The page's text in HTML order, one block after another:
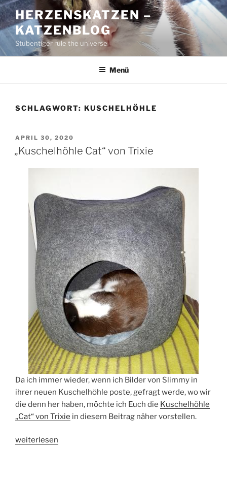
Zum
Inhalt
springen
HERZENSKATZEN –
KATZENBLOG
Stubentiger rule the universe
Menü
SCHLAGWORT: KUSCHELHÖHLE
VERÖFFENTLICHT
AM
APRIL 30, 2020
„Kuschelhöhle Cat“ von Trixie
Da ich immer wieder, wenn ich Bilder von Slimmy in
ihrer neuen Kuschelhöhle poste, gefragt werde, wo wir
die denn her haben, möchte ich Euch die Kuschelhöhle
„Cat“ von Trixie in diesem Beitrag näher vorstellen.
„„Kuschelhöhle
weiterlesen